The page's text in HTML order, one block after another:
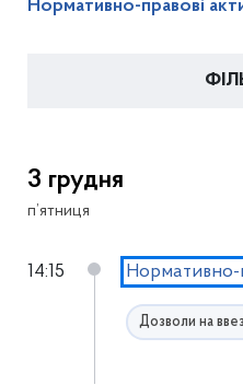
Нормативно-правові
3 грудня
п’ятниця
14:15 Нормативно-
Дозволи на